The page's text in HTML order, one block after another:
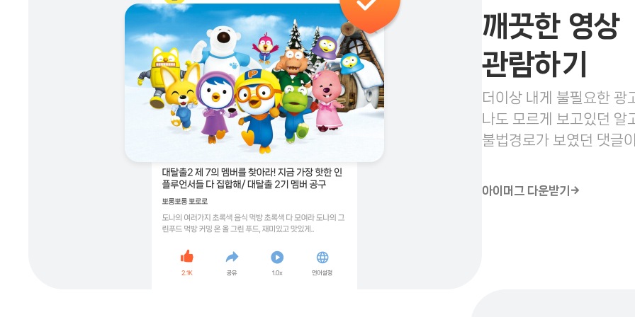
깨끗한 영상
관람하기
더이상 내게 불필요한 광
나도 모르게 보고있던 알
불법경로가 보였던 댓글
아이머그 다운받기